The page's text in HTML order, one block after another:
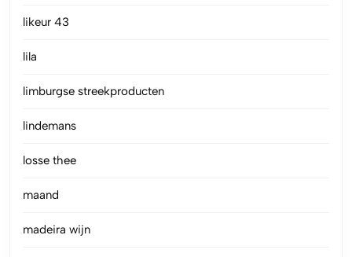
likeur 43
lila
limburgse streekproducten
lindemans
losse thee
maand
madeira wijn